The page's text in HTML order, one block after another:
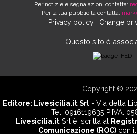
Per notizie e segnalazioni contatta:
Per la tua pubblicità contatta:
Privacy policy- Change
Questo sito è
Copyright ©
Editore: Livesicilia.it Srl - Via della
Tel: 0916119635 P.IVA:
Livesicilia.it Srl è iscritta al
Comunicazione (ROC)con il